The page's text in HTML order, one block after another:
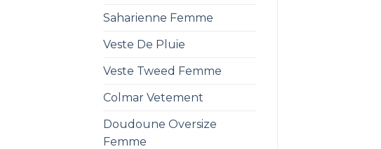
Saharienne Femme
Veste De Pluie
Veste Tweed Femme
Colmar Vetement
Doudoune Oversize
Femme